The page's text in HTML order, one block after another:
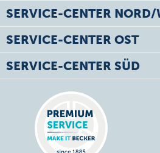
SERVICE-CENTER
SERVICE-CENTER OST
SERVICE-CENTER SÜD